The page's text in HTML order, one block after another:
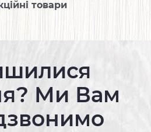
товари
Ми Вам